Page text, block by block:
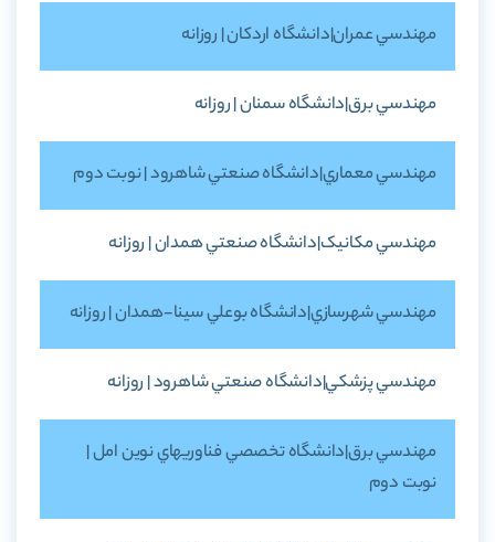
مهندسي عمران|دانشگاه اردکان | روزانه
مهندسي برق|دانشگاه سمنان | روزانه
مهندسي معماري|دانشگاه صنعتي شاهرود | نوبت دوم
مهندسي مکانيک|دانشگاه صنعتي همدان | روزانه
مهندسي شهرسازي|دانشگاه بوعلي سينا-همدان | روزانه
مهندسي پزشکي|دانشگاه صنعتي شاهرود | روزانه
مهندسي برق|دانشگاه تخصصي فناوريهاي نوين امل |
نوبت دوم